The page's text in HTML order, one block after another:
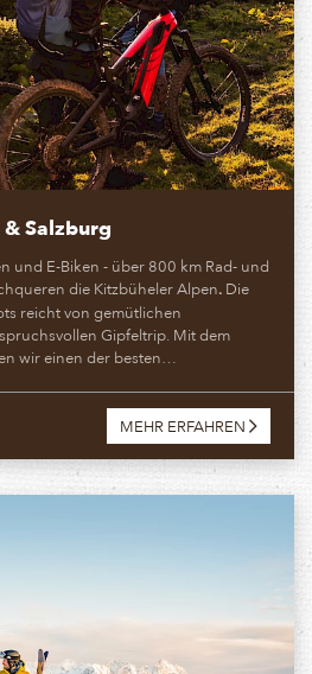
Salzburg
und E-Biken - über 800 km Rad- und
die Kitzbüheler Alpen. Die
reicht von gemütlichen
Gipfeltrip. Mit dem
wir einen der besten…
MEHR ERFAHREN